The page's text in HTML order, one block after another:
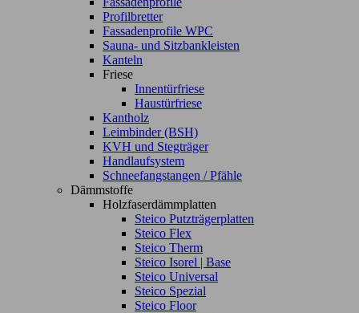
Profilbretter
Fassadenprofile WPC
Sauna- und Sitzbankleisten
Kanteln
Friese
Innentürfriese
Haustürfriese
Kantholz
Leimbinder (BSH)
KVH und Stegträger
Handlaufsystem
Schneefangstangen / Pfähle
Dämmstoffe
Holzfaserdämmplatten
Steico Putzträgerplatten
Steico Flex
Steico Therm
Steico Isorel | Base
Steico Universal
Steico Spezial
Steico Floor